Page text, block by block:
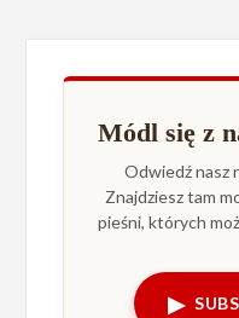
Módl się z
Odwiedź nasz
Znajdziesz tam
pieśni, których
▶